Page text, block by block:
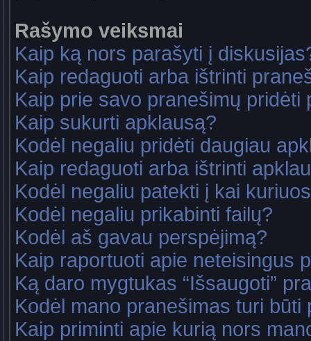
Rašymo veiksmai
Kaip ką nors parašyti į
Kaip redaguoti arba ištrinti
Kaip prie savo pranešimų pridėti
Kaip sukurti apklausą?
Kodėl negaliu pridėti daugiau
Kaip redaguoti arba ištrinti
Kodėl negaliu patekti į kai
Kodėl negaliu prikabinti failų?
Kodėl aš gavau perspėjimą?
Kaip raportuoti apie neteisingus
Ką daro mygtukas “Išsaugoti”
Kodėl mano pranešimas turi būti
Kaip priminti apie kurią nors